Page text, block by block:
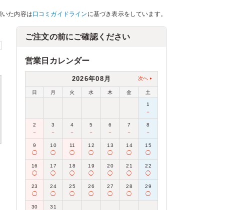
た内容は口コミガイドライン に基づき表示をしています。
ご注文の前にご確認ください
営業日カレンダー
2026年08月 次へ
日 月 火 水 木 金 土
1
－
2
－
3
－
4
－
5
－
6
－
7
－
8
－
9
◯
10
◯
11
◯
12
◯
13
◯
14
◯
15
◯
16
◯
17
◯
18
◯
19
◯
20
◯
21
◯
22
◯
23
◯
24
◯
25
◯
26
◯
27
◯
28
◯
29
◯
30
31